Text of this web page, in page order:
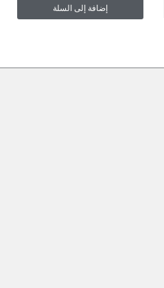
إضافة إلى السلة